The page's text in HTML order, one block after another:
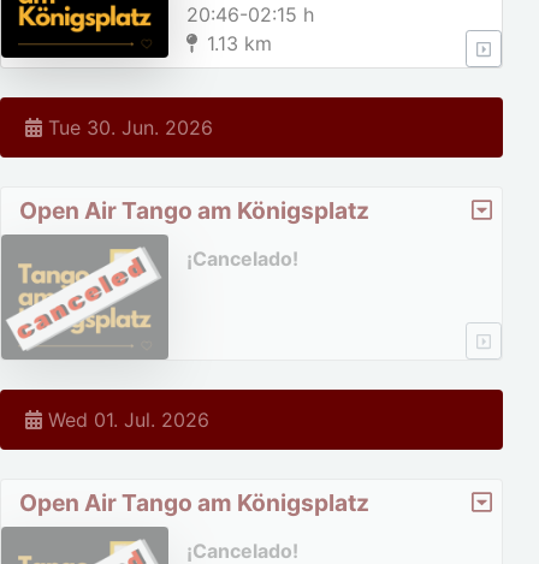
20:46-02:15 h
1.13 km
Tue 30. Jun. 2026
Open Air Tango am Königsplatz
¡Cancelado!
Wed 01. Jul. 2026
Open Air Tango am Königsplatz
¡Cancelado!